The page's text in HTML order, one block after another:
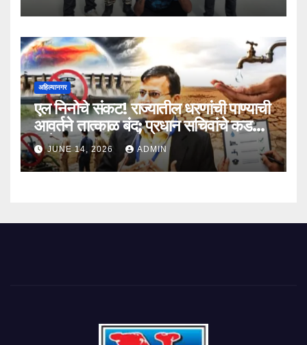
अहिल्यानगर
एल निनोचे संकट! राज्यातील धरणांची पाण्याची
आवर्तने तात्काळ बंद; प्रधान सचिवांचे कडक
आदेश
JUNE 14, 2026 ADMIN